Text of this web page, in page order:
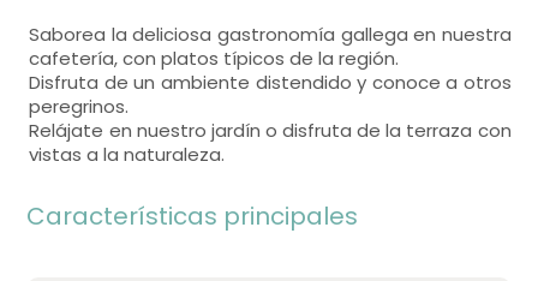
Saborea la deliciosa gastronomía gallega en nuestra
cafetería, con platos típicos de la región.
Disfruta de un ambiente distendido y conoce a otros
peregrinos.
Relájate en nuestro jardín o disfruta de la terraza con
vistas a la naturaleza.
Características principales